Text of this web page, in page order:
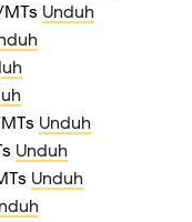
Unduh
Unduh
Unduh
Unduh